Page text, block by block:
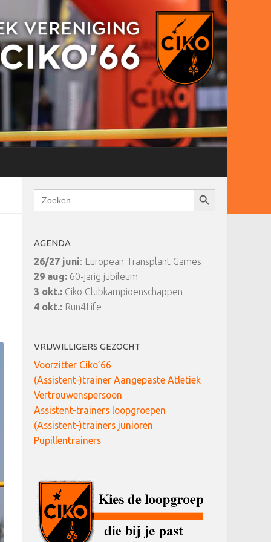
Zoek
naar:
Zoekknop
AGENDA
26/27 juni: European Transplant Games
29 aug: 60-jarig jubileum
3 okt.: Ciko Clubkampioenschappen
4 okt.: Run4Life
VRIJWILLIGERS GEZOCHT
Voorzitter Ciko’66
(Assistent-)trainer Aangepaste Atletiek
Vertrouwenspersoon
Assistent-trainers loopgroepen
(Assistent-)trainers junioren
Pupillentrainers